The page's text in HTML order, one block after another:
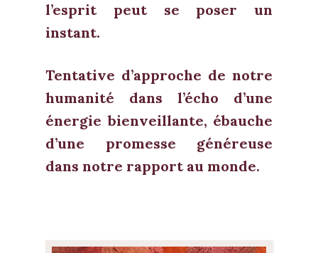
l’esprit peut se poser un
instant.
Tentative d’approche de notre
humanité dans l’écho d’une
énergie bienveillante, ébauche
d’une promesse généreuse
dans notre rapport au monde.